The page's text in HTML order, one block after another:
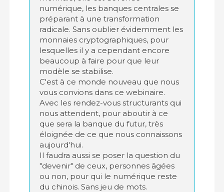
numérique, les banques centrales se
préparant à une transformation
radicale. Sans oublier évidemment les
monnaies cryptographiques, pour
lesquelles il y a cependant encore
beaucoup à faire pour que leur
modèle se stabilise.
C'est à ce monde nouveau que nous
vous convions dans ce webinaire.
Avec les rendez-vous structurants qui
nous attendent, pour aboutir à ce
que sera la banque du futur, très
éloignée de ce que nous connaissons
aujourd'hui.
Il faudra aussi se poser la question du
"devenir" de ceux, personnes âgées
ou non, pour qui le numérique reste
du chinois. Sans jeu de mots.